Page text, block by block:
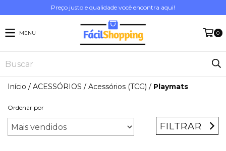
Preço justo e qualidade você encontra aqui!
MENU 0
Início / ACESSÓRIOS / Acessórios (TCG) / Playmats
Ordenar por
FILTRAR